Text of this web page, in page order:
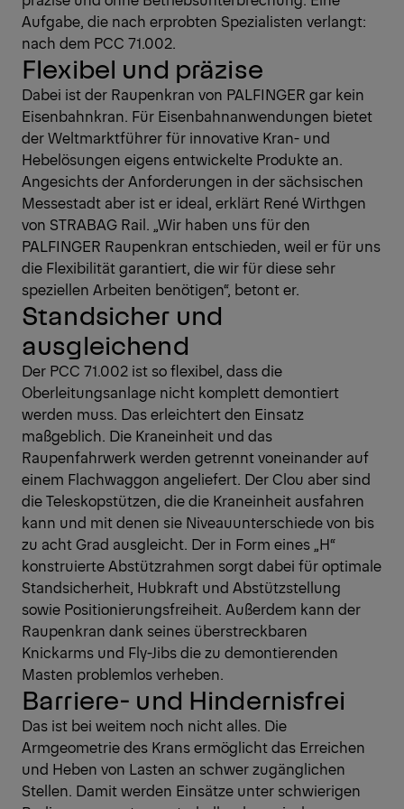
Aufgabe, die nach erprobten Spezialisten verlangt:
nach dem PCC 71.002.
Flexibel und präzise
Dabei ist der Raupenkran von PALFINGER gar kein
Eisenbahnkran. Für Eisenbahnanwendungen bietet
der Weltmarktführer für innovative Kran- und
Hebelösungen eigens entwickelte Produkte an.
Angesichts der Anforderungen in der sächsischen
Messestadt aber ist er ideal, erklärt René Wirthgen
von STRABAG Rail. „Wir haben uns für den
PALFINGER Raupenkran entschieden, weil er für uns
die Flexibilität garantiert, die wir für diese sehr
speziellen Arbeiten benötigen“, betont er.
Standsicher und
ausgleichend
Der PCC 71.002 ist so flexibel, dass die
Oberleitungsanlage nicht komplett demontiert
werden muss. Das erleichtert den Einsatz
maßgeblich. Die Kraneinheit und das
Raupenfahrwerk werden getrennt voneinander auf
einem Flachwaggon angeliefert. Der Clou aber sind
die Teleskopstützen, die die Kraneinheit ausfahren
kann und mit denen sie Niveauunterschiede von bis
zu acht Grad ausgleicht. Der in Form eines „H“
konstruierte Abstützrahmen sorgt dabei für optimale
Standsicherheit, Hubkraft und Abstützstellung
sowie Positionierungsfreiheit. Außerdem kann der
Raupenkran dank seines überstreckbaren
Knickarms und Fly-Jibs die zu demontierenden
Masten problemlos verheben.
Barriere- und Hindernisfrei
Das ist bei weitem noch nicht alles. Die
Armgeometrie des Krans ermöglicht das Erreichen
und Heben von Lasten an schwer zugänglichen
Stellen. Damit werden Einsätze unter schwierigen